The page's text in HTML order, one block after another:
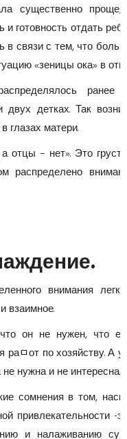
существенно проще,
готовность отдать
связи с тем, что
«зеницы ока» в
ранее
детках. Так
глазах матери.
отцы – нет». Это
распределено
внимания
взаимное.
он не нужен, что
раﾱот по хозяйству. А
нужна и не интересна.
сомнения в том,
привлекательности -
и налаживанию